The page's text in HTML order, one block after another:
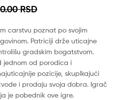
RSD
carstvu poznat po svojim
Patriciji drže uticajne
gradskim bogatstvom.
jednom od porodica i
pozicije, skuplkajući
i prodaju svoja dobra. Igrač
je pobednik ove igre.